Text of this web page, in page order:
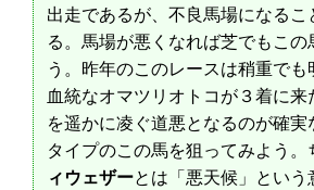
出走であるが、不良馬場になる
る。馬場が悪くなれば芝でもこの
う。昨年のこのレースは稍重でも
血統なオマツリオトコが３着に
を遥かに凌ぐ道悪となるのが確
タイプのこの馬を狙ってみよう。
ィウェザーとは「悪天候」とい